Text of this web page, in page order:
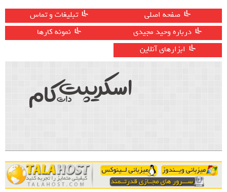
صفحه اصلی
تبلیغات و تماس
درباره وحید مجیدی
نمونه کارها
ابزارهای آنلاین